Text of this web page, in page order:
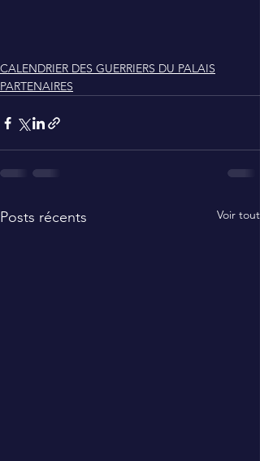
CALENDRIER DES GUERRIERS DU PALAIS
PARTENAIRES
Posts récents Voir tout